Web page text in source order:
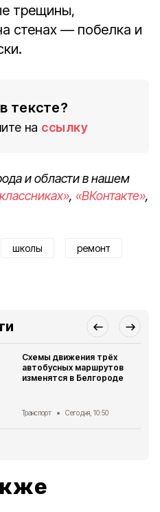
трещины,
стенах — побелка и
тексте?
на ссылку
и области в нашем
, «ВКонтакте»,
школы ремонт
Схемы движения трёх
автобусных маршрутов
изменятся в Белгороде
Транспорт Сегодня, 10:50